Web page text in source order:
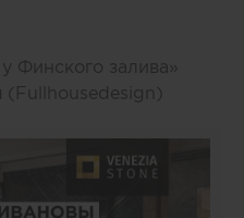
Финского залива»
(Fullhousedesign)